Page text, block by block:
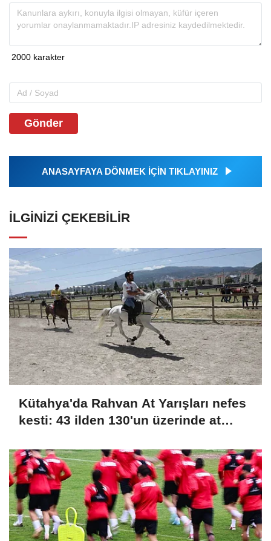
Gönder
ANASAYFAYA DÖNMEK İÇİN TIKLAYINIZ
İLGINIZI ÇEKEBILIR
Kütahya'da Rahvan At Yarışları nefes
kesti: 43 ilden 130'un üzerinde at